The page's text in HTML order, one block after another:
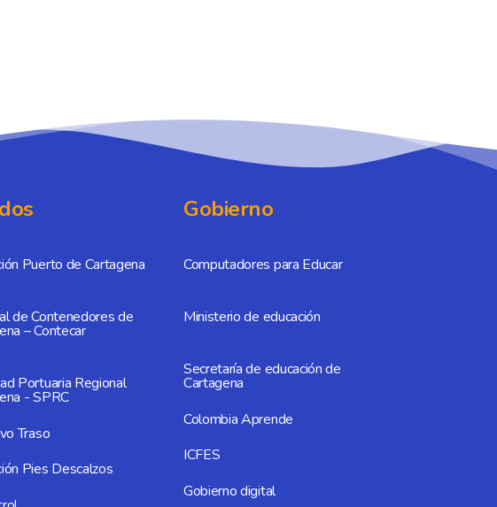
Puerto de Cartagena
de Contenedores de
– Contecar
Portuaria Regional
- SPRC
Traso
Pies Descalzos
Gobierno
Computadores para Educar
Ministerio de educación
Secretaría de educación de
Cartagena
Colombia Aprende
ICFES
Gobierno digital